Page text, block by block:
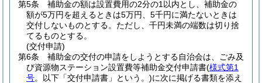
第5条
補助金の額は設置費用の2分の1以内とし、補助金の
額が5万円を超えるときは5万円、5千円に満たないときは
交付しないものとする。 ただし、千円未満の端数は切り捨
てるものとする。
(交付申請)
第6条
補助金の交付の申請をしようとする自治会は、ごみ及
び資源物ステーション設置費等補助金交付申請書(様式第1
号。以下「交付申請書」という。)に次に掲げる書類を添え